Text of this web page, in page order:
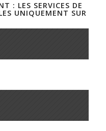
: LES SERVICES DE
UNIQUEMENT SUR